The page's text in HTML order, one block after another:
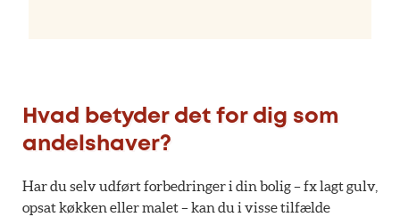
Hvad betyder det for dig som
andelshaver?
Har du selv udført forbedringer i din bolig – fx lagt gulv,
opsat køkken eller malet – kan du i visse tilfælde